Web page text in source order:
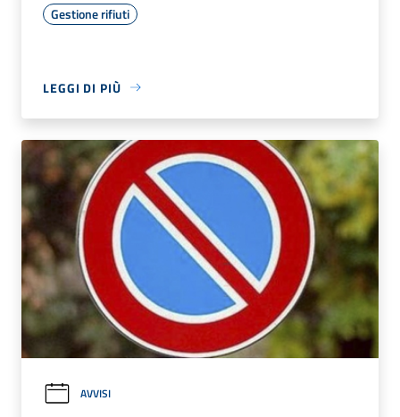
Gestione rifiuti
LEGGI DI PIÙ
AVVISI